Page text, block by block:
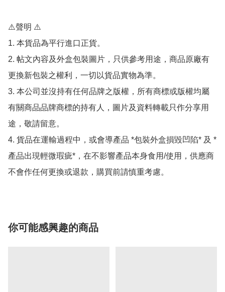
⚠️聲明 ⚠️
1. 本貨品為平行進口正貨。
2. 帖文內容及外盒包裝圖片，只供參考用途，商品原廠有
更換新包裝之權利，一切以貨品實物為準。
3. 本公司並沒持有任何品牌之版權，所有商標或版權均屬
有關商品品牌商標的持有人，圖片及資料轉載只作分享用
途，敬請留意。
4. 貨品在運輸過程中，或會導產品 *包裝外盒損毀凹陷* 及 *
產品出現輕微瑕疵*，在不影響產品本身食用/使用，供應商
不會作任何更換或退款，購買前請慎重考慮。
你可能感興趣的商品